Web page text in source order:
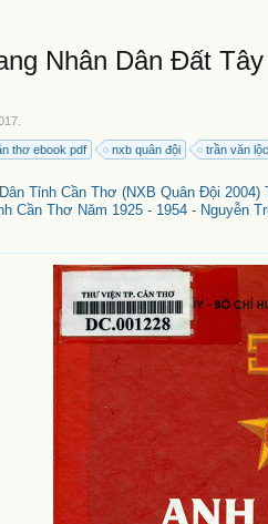
Nhân Dân Đất
thơ ebook pdf nxb quân đội trần văn lộc
Tỉnh Cần Thơ (NXB Quân Đội 2004)
Cần Thơ Năm 1925 - 1954 - Nguyễn